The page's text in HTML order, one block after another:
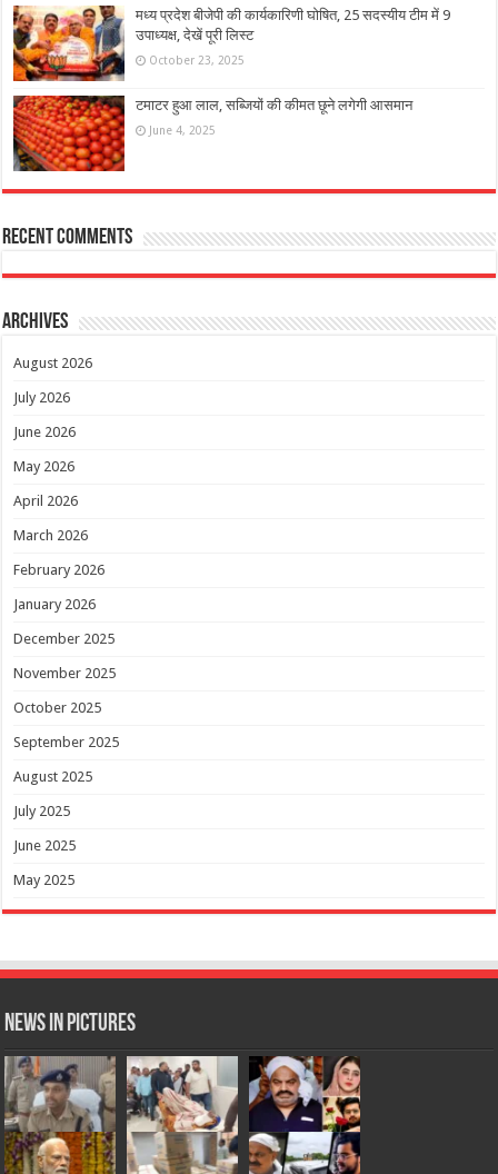
मध्य प्रदेश बीजेपी की कार्यकारिणी घोषित, 25 सदस्यीय टीम में 9
उपाध्यक्ष, देखें पूरी लिस्ट
October 23, 2025
टमाटर हुआ लाल, सब्जियों की कीमत छूने लगेगी आसमान
June 4, 2025
Recent Comments
Archives
August 2026
July 2026
June 2026
May 2026
April 2026
March 2026
February 2026
January 2026
December 2025
November 2025
October 2025
September 2025
August 2025
July 2025
June 2025
May 2025
News in Pictures